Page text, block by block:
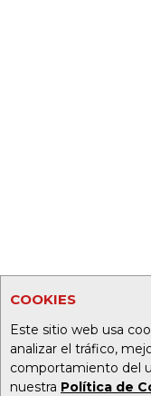
COOKIES
Este sitio web usa
analizar el tráfico,
comportamiento del
nuestra Política de